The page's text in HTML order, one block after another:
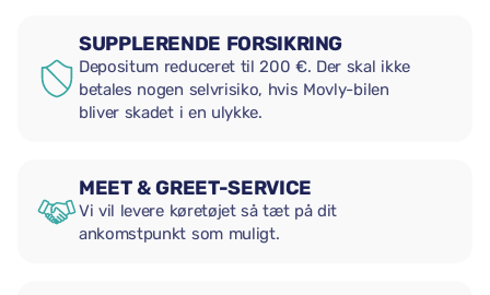
SUPPLERENDE FORSIKRING
Depositum reduceret til 200 €. Der skal ikke
betales nogen selvrisiko, hvis Movly-bilen
bliver skadet i en ulykke.
MEET & GREET-SERVICE
Vi vil levere køretøjet så tæt på dit
ankomstpunkt som muligt.